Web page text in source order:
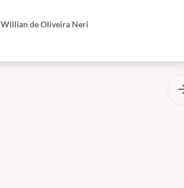
Willian de Oliveira Neri